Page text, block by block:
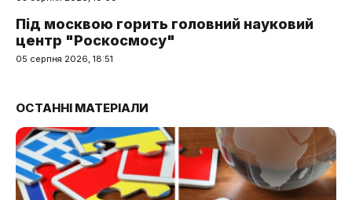
Під москвою горить головний науковий
центр "Роскосмосу"
05 серпня 2026, 18:51
ОСТАННІ МАТЕРІАЛИ